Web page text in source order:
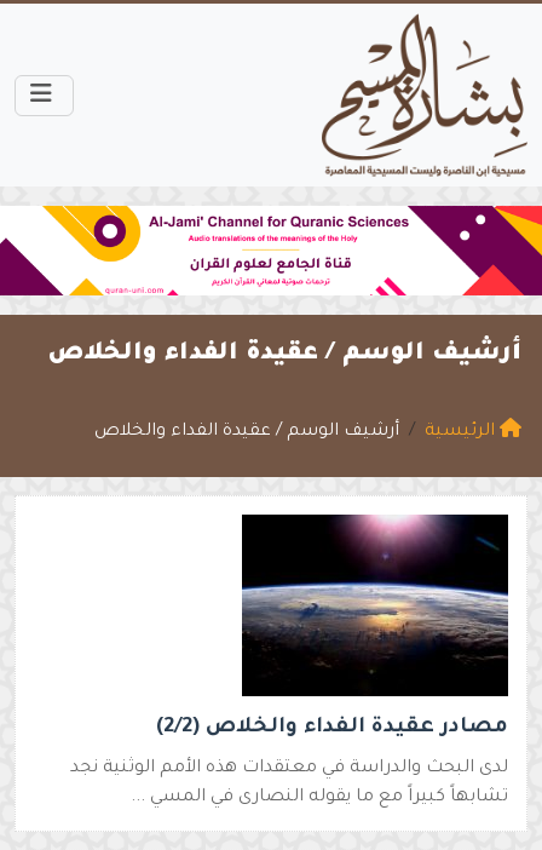
أرشيف الوسم / عقيدة الفداء والخلاص
الرئيسية أرشيف الوسم / عقيدة الفداء والخلاص
مصادر عقيدة الفداء والخلاص (2/2)
لدى البحث والدراسة في معتقدات هذه الأمم الوثنية نجد
تشابهاً كبيراً مع ما يقوله النصارى في المسي ...